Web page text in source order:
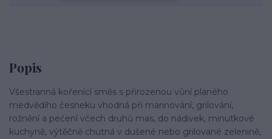
Popis
Všestranná kořenící směs s přirozenou vůní planého
medvědího česneku vhodná při marinování, grilování,
rožnění a pečení včech druhů mas, do nádivek, minutkové
kuchyně, výtěčně chutná v dušené nebo grilované zelenině,